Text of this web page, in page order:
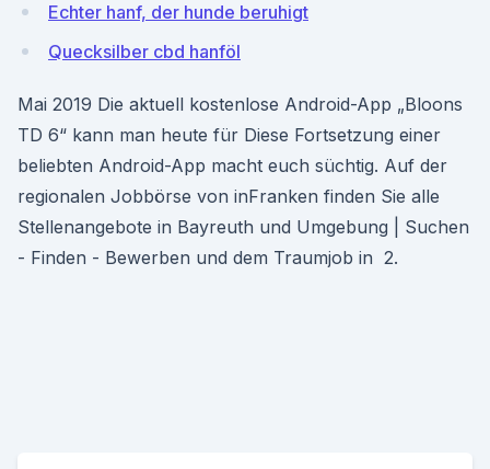
Echter hanf, der hunde beruhigt
Quecksilber cbd hanföl
Mai 2019 Die aktuell kostenlose Android-App „Bloons
TD 6“ kann man heute für Diese Fortsetzung einer
beliebten Android-App macht euch süchtig. Auf der
regionalen Jobbörse von inFranken finden Sie alle
Stellenangebote in Bayreuth und Umgebung | Suchen
- Finden - Bewerben und dem Traumjob in 2.